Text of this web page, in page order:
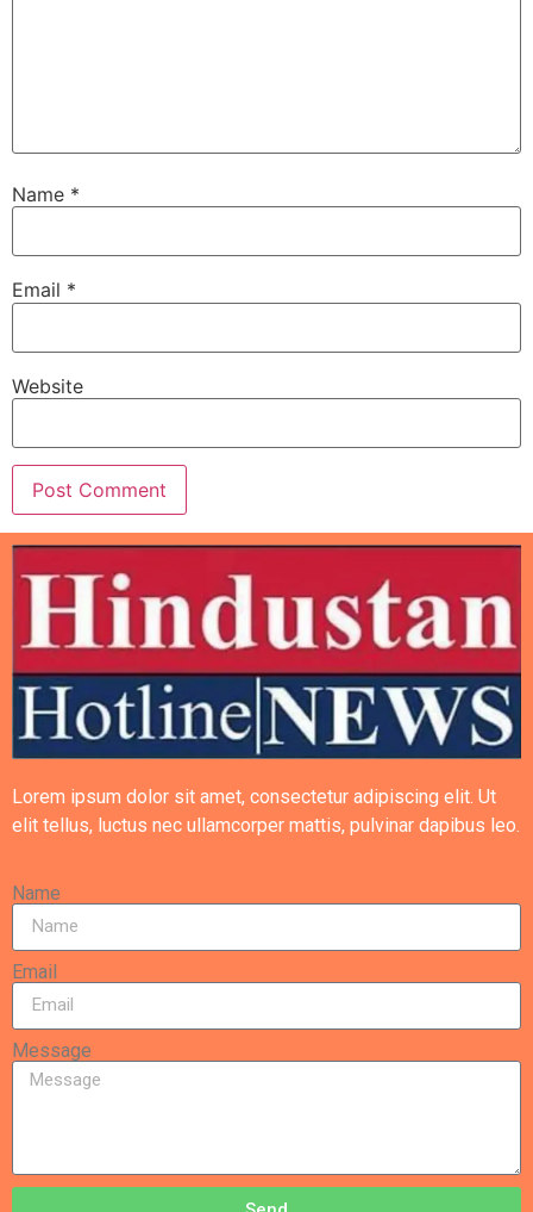
Name *
Email *
Website
Lorem ipsum dolor sit amet, consectetur adipiscing elit. Ut
elit tellus, luctus nec ullamcorper mattis, pulvinar dapibus leo.
Name
Email
Message